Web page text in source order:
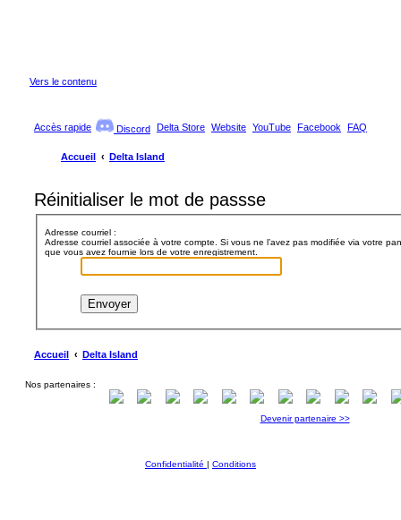
Vers le contenu
Accès rapide Discord Delta Store Website YouTube Facebook FAQ
Accueil Delta Island
Réinitialiser le mot de passse
Adresse courriel :
Adresse courriel associée à votre compte. Si vous ne l’avez pas modifiée via votre
que vous avez fournie lors de votre enregistrement.
Accueil Delta Island
Nos partenaires :
Devenir partenaire >>
Confidentialité | Conditions